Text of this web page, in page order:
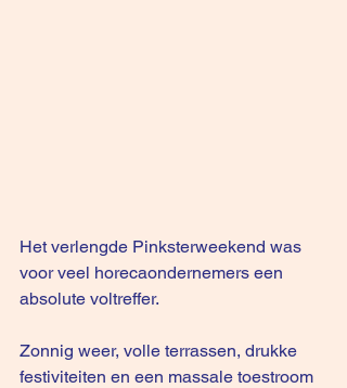
Het verlengde Pinksterweekend was
voor veel horecaondernemers een
absolute voltreffer.
Zonnig weer, volle terrassen, drukke
festiviteiten en een massale toestroom